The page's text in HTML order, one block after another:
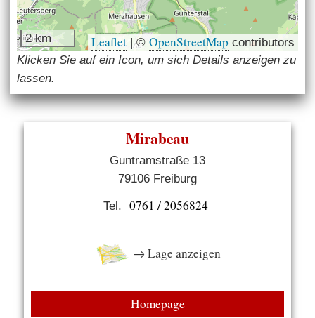
2 km Leaflet |© OpenStreetMap contributors
Klicken Sie auf ein Icon, um sich Details anzeigen zu
lassen.
Mirabeau
Guntramstraße 13
79106 Freiburg
Tel. 0761 / 2056824
→ Lage anzeigen
Homepage